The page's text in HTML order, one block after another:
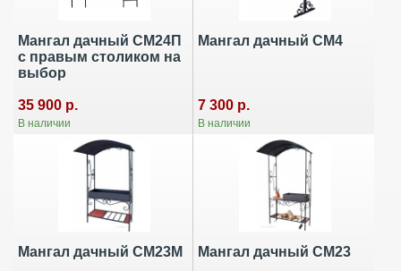
Мангал дачный СМ24П
с правым столиком на
выбор
35 900 р.
В наличии
Мангал дачный СМ4
7 300 р.
В наличии
Мангал дачный СМ23М Мангал дачный СМ23